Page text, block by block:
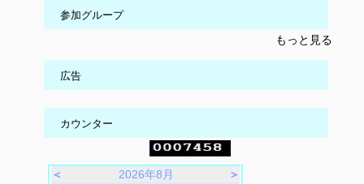
参加グループ
もっと見る
広告
カウンター
＜ 2026年8月
＞